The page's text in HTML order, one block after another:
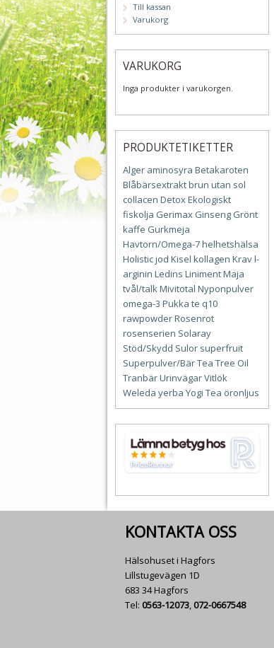
Till kassan
Varukorg
VARUKORG
Inga produkter i varukorgen.
PRODUKTETIKETTER
Alger aminosyra Betakaroten
Blåbärsextraktbrun utan sol
collacen DetoxEkologiskt
fiskolja Gerimax Ginseng Grönt
kaffe Gurkmeja
Havtorn/Omega-7helhetshälsa
Holisticjod Kisel kollagen Kravl-
arginin Ledins LinimentMaja
tvål/talkMivitotal Nyponpulver
omega-3 Pukka te q10
rawpowderRosenrot
rosenserien Solaray
Stöd/Skydd Sulor superfruit
Superpulver/BärTea Tree Oil
TranbärUrinvägarVitlök
Weleda yerba Yogi Tea öronljus
KONTAKTA OSS
Hälsohuset i Hagfors
Lillstugevägen 1D
683 34 Hagfors
Tel: 0563-12073,072-0667548